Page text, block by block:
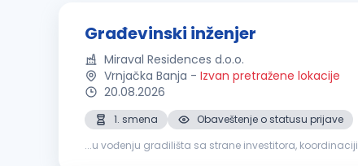
Građevinski inženjer
Miraval Residences d.o.o.
Vrnjačka Banja - Izvan pretražene lokacije
20.08.2026
1. smena
Obaveštenje o statusu prijave
...u vođenju gradilišta sa strane investitora, koordinaciji